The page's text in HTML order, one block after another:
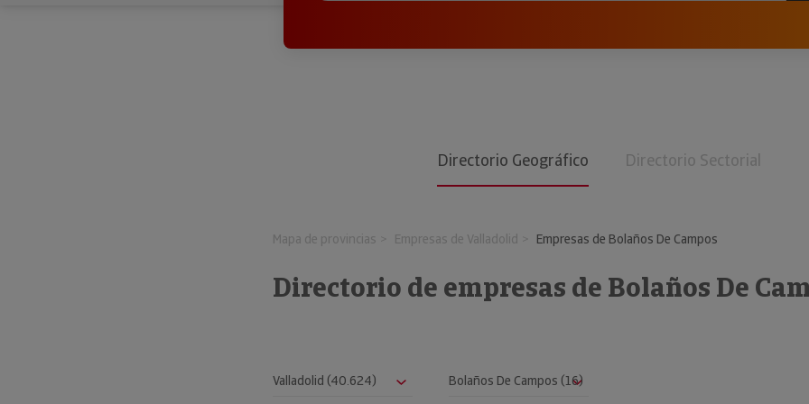
Directorio Geográfico Directorio Sectorial
Mapa de provincias Empresas de Valladolid Empresas de Bolaños De Campos
Directorio de empresas de Bolaños De